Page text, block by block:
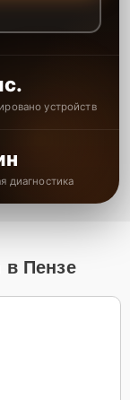
устройств
диагностика
в Пензе